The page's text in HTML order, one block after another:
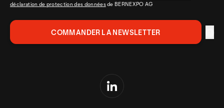
déclaration de protection des donnéesde BERNEXPO AG